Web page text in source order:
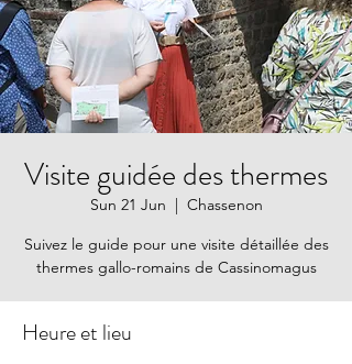
Visite guidée des thermes
Sun 21 Jun
  |
Chassenon
Suivez le guide pour une visite détaillée des
thermes gallo-romains de Cassinomagus
Heure et lieu